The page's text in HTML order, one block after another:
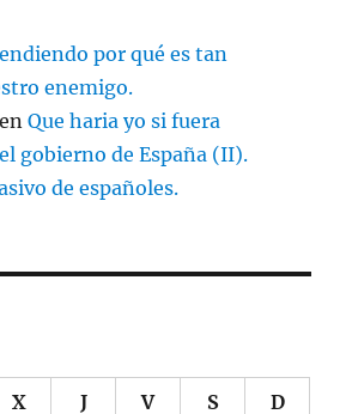
por qué es tan
enemigo.
enQue haria yo si fuera
gobierno de España (II).
de españoles.
X J V S D